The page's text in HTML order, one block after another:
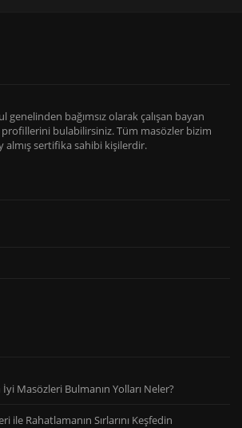
bağımsız olarak çalışan bayan
bulabilirsiniz. Tüm masözler bizim
almış sertifika sahibi kişilerdir.
Masözleri Bulmanın Yolları Neler?
ile Rahatlamanın Sırlarını Keşfedin